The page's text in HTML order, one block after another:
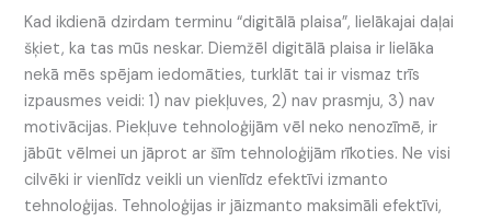
Kad ikdienā dzirdam terminu “digitālā plaisa”, lielākajai daļai
šķiet, ka tas mūs neskar. Diemžēl digitālā plaisa ir lielāka
nekā mēs spējam iedomāties, turklāt tai ir vismaz trīs
izpausmes veidi: 1) nav piekļuves, 2) nav prasmju, 3) nav
motivācijas. Piekļuve tehnoloģijām vēl neko nenozīmē, ir
jābūt vēlmei un jāprot ar šīm tehnoloģijām rīkoties. Ne visi
cilvēki ir vienlīdz veikli un vienlīdz efektīvi izmanto
tehnoloģijas. Tehnoloģijas ir jāizmanto maksimāli efektīvi,